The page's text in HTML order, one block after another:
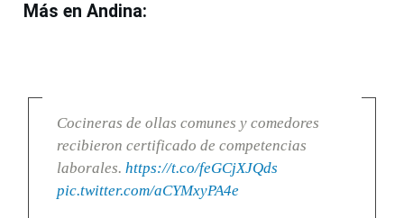
Más en Andina:
Cocineras de ollas comunes y comedores
recibieron certificado de competencias
laborales. https://t.co/feGCjXJQds
pic.twitter.com/aCYMxyPA4e